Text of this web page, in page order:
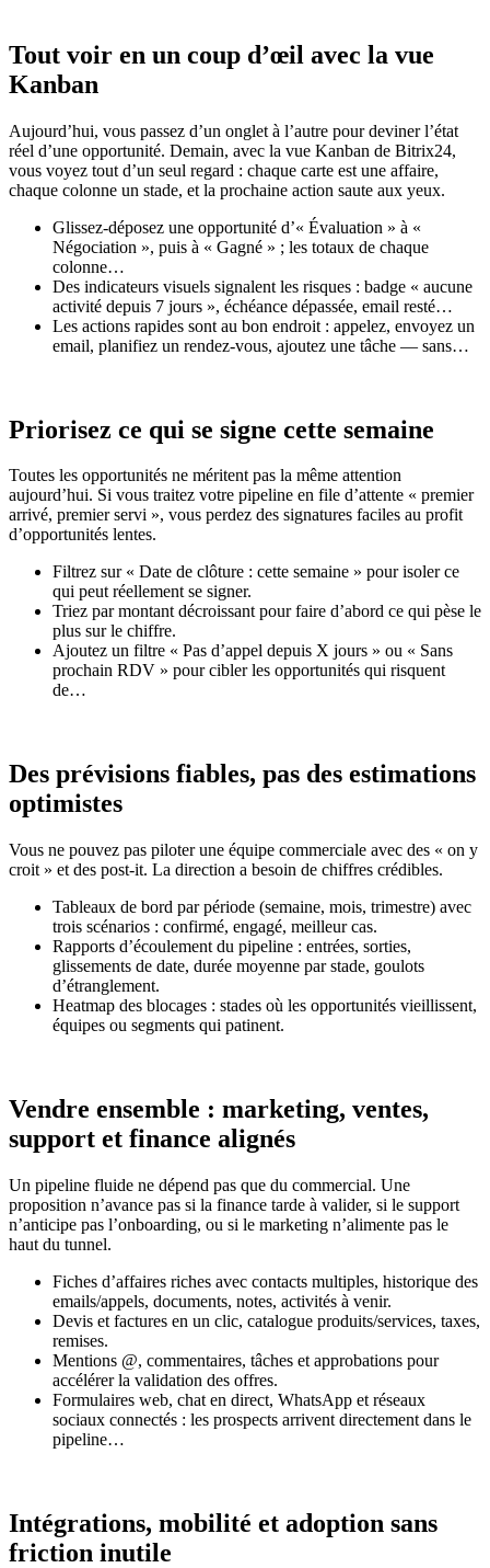
Tout voir en un coup d’œil avec la vue
Kanban
Aujourd’hui, vous passez d’un onglet à l’autre pour deviner l’état
réel d’une opportunité. Demain, avec la vue Kanban de Bitrix24,
vous voyez tout d’un seul regard : chaque carte est une affaire,
chaque colonne un stade, et la prochaine action saute aux yeux.
Glissez-déposez une opportunité d’« Évaluation » à «
Négociation », puis à « Gagné » ; les totaux de chaque
colonne…
Des indicateurs visuels signalent les risques : badge « aucune
activité depuis 7 jours », échéance dépassée, email resté…
Les actions rapides sont au bon endroit : appelez, envoyez un
email, planifiez un rendez-vous, ajoutez une tâche — sans…
Priorisez ce qui se signe cette semaine
Toutes les opportunités ne méritent pas la même attention
aujourd’hui. Si vous traitez votre pipeline en file d’attente « premier
arrivé, premier servi », vous perdez des signatures faciles au profit
d’opportunités lentes.
Filtrez sur « Date de clôture : cette semaine » pour isoler ce
qui peut réellement se signer.
Triez par montant décroissant pour faire d’abord ce qui pèse le
plus sur le chiffre.
Ajoutez un filtre « Pas d’appel depuis X jours » ou « Sans
prochain RDV » pour cibler les opportunités qui risquent
de…
Des prévisions fiables, pas des estimations
optimistes
Vous ne pouvez pas piloter une équipe commerciale avec des « on y
croit » et des post-it. La direction a besoin de chiffres crédibles.
Tableaux de bord par période (semaine, mois, trimestre) avec
trois scénarios : confirmé, engagé, meilleur cas.
Rapports d’écoulement du pipeline : entrées, sorties,
glissements de date, durée moyenne par stade, goulots
d’étranglement.
Heatmap des blocages : stades où les opportunités vieillissent,
équipes ou segments qui patinent.
Vendre ensemble : marketing, ventes,
support et finance alignés
Un pipeline fluide ne dépend pas que du commercial. Une
proposition n’avance pas si la finance tarde à valider, si le support
n’anticipe pas l’onboarding, ou si le marketing n’alimente pas le
haut du tunnel.
Fiches d’affaires riches avec contacts multiples, historique des
emails/appels, documents, notes, activités à venir.
Devis et factures en un clic, catalogue produits/services, taxes,
remises.
Mentions @, commentaires, tâches et approbations pour
accélérer la validation des offres.
Formulaires web, chat en direct, WhatsApp et réseaux
sociaux connectés : les prospects arrivent directement dans le
pipeline…
Intégrations, mobilité et adoption sans
friction inutile